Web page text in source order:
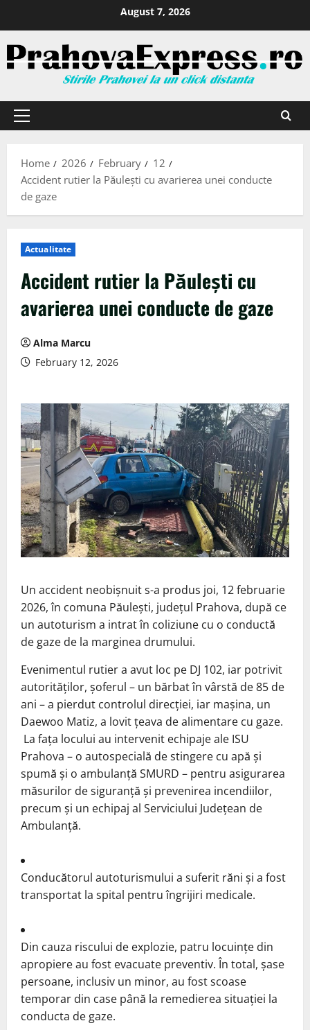
August 7, 2026
Home 2026 February
12
Accident rutier la Păulești cu avarierea unei conducte
de gaze
Actualitate
Accident rutier la Păulești cu
avarierea unei conducte de gaze
Alma Marcu
February 12, 2026
Un accident neobișnuit s-a produs joi, 12 februarie
2026, în comuna Păulești, județul Prahova, după ce
un autoturism a intrat în coliziune cu o conductă
de gaze de la marginea drumului.
Evenimentul rutier a avut loc pe DJ 102, iar potrivit
autorităților, șoferul – un bărbat în vârstă de 85 de
ani – a pierdut controlul direcției, iar mașina, un
Daewoo Matiz, a lovit țeava de alimentare cu gaze.
La fața locului au intervenit echipaje ale ISU
Prahova – o autospecială de stingere cu apă și
spumă și o ambulanță SMURD – pentru asigurarea
măsurilor de siguranță și prevenirea incendiilor,
precum și un echipaj al Serviciului Județean de
Ambulanță.
Conducătorul autoturismului a suferit răni și a fost
transportat la spital pentru îngrijiri medicale.
Din cauza riscului de explozie, patru locuințe din
apropiere au fost evacuate preventiv. În total, șase
persoane, inclusiv un minor, au fost scoase
temporar din case până la remedierea situației la
conducta de gaze.